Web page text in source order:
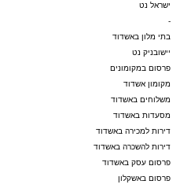
ישראל נט
-
בתי מלון באשדוד
יישובניק נט
פרסום במקומונים
מקומון אשדוד
משלוחים באשדוד
מסעדות באשדוד
דירות למכירה באשדוד
דירות להשכרה באשדוד
פרסום עסק באשדוד
פרסום באשקלון